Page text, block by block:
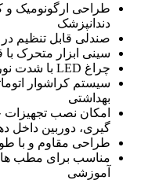
طراحی ارگونومیک و
دندانپزشک
صندلی قابل تنظیم
سینی ابزار متحرک با
چراغ LED با شدت نور قابل تنظیم و مصرف انرژی پایین
سیستم کراشوار
بهداشتی
امکان نصب تجهیزات
گیری، دوربین داخل
طراحی مقاوم و با
مناسب برای مطب
آموزشی